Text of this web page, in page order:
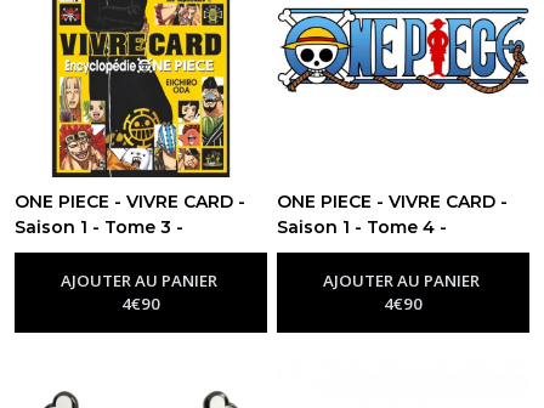
ONE PIECE - VIVRE CARD -
Saison 1 - Tome 3 -
BOOSTER PACK FR-Goodies
One PieceAJOUTER AU PANIER
4€90
ONE PIECE - VIVRE CARD -
Saison 1 - Tome 4 -
BOOSTER PACK FR-Goodies
One PieceAJOUTER AU PANIER
4€90